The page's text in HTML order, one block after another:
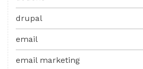
drupal
email
email marketing